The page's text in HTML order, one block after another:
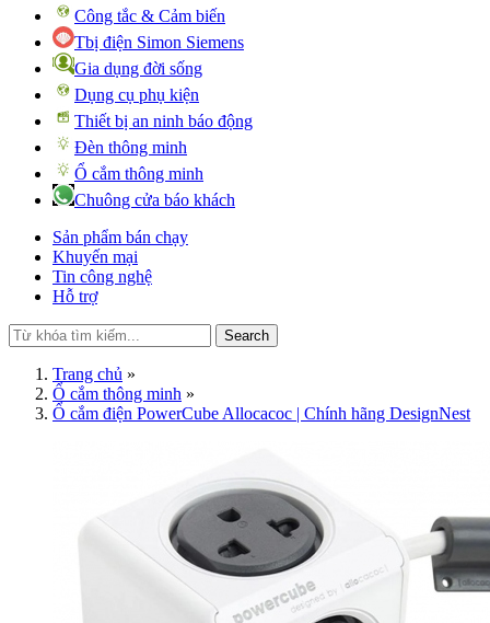
Công tắc & Cảm biến
Tbị điện Simon Siemens
Gia dụng đời sống
Dụng cụ phụ kiện
Thiết bị an ninh báo động
Đèn thông minh
Ổ cắm thông minh
Chuông cửa báo khách
Sản phẩm bán chạy
Khuyến mại
Tin công nghệ
Hỗ trợ
Search
Trang chủ »
Ổ cắm thông minh »
Ổ cắm điện PowerCube Allocacoc | Chính hãng DesignNest